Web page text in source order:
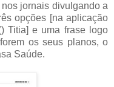
jornais divulgando a
opções [na aplicação
Titia] e uma frase logo
os seus planos, o
Saúde.